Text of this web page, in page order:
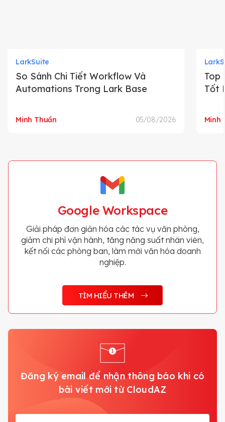
LarkSuite
So Sánh Chi Tiết Workflow Và
Automations Trong Lark Base
Minh Thuần 05/08/2026
Top
Tốt
Minh
Google Workspace
Giải pháp đơn giản hóa các tác vụ văn phòng,
giảm chi phí vận hành, tăng năng suất nhân viên,
kết nối các phòng ban, làm mới văn hóa doanh
nghiệp.
TÌM HIỂU THÊM
Đăng ký email để nhận thông báo khi có
bài viết mới từ CloudAZ